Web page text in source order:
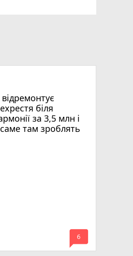
біля
за 3,5 млн і
там зроблять
mode_comment
6